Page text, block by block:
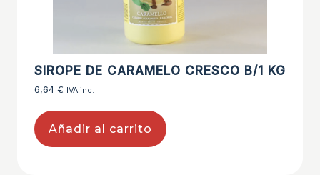
SIROPE DE CARAMELO CRESCO B/1 KG
6,64 € IVA inc.
Añadir al carrito